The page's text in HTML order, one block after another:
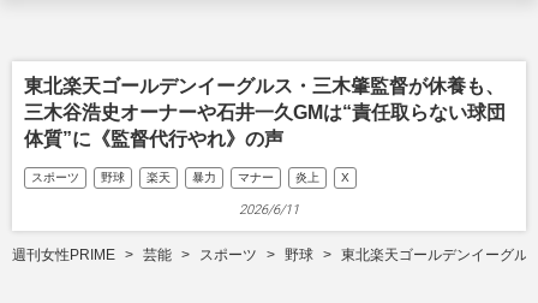
東北楽天ゴールデンイーグルス・三木肇監督が休養も、
三木谷浩史オーナーや石井一久GMは“責任取らない球団
体質”に《監督代行やれ》の声
スポーツ 野球 楽天 暴力 マナー 炎上 X
2026/6/11
週刊女性PRIME 芸能 スポーツ 野球 東北楽天ゴールデンイーグル